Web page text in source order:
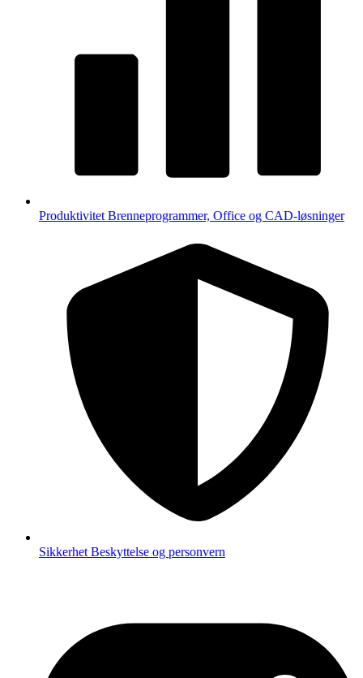
Produktivitet Brenneprogrammer, Office og CAD-løsninger
Sikkerhet Beskyttelse og personvern